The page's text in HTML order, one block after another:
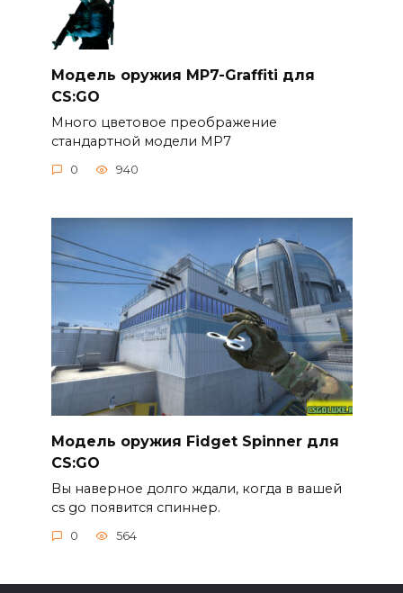
Модель оружия MP7-Graffiti для
CS:GO
Много цветовое преображение
стандартной модели MP7
0 940
Модель оружия Fidget Spinner для
CS:GO
Вы наверное долго ждали, когда в вашей
cs go появится спиннер.
0 564